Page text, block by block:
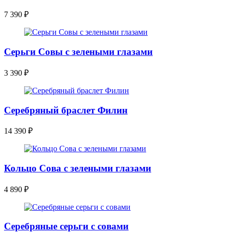
7 390 ₽
Серьги Совы с зелеными глазами
3 390 ₽
Серебряный браслет Филин
14 390 ₽
Кольцо Сова с зелеными глазами
4 890 ₽
Серебряные серьги с совами